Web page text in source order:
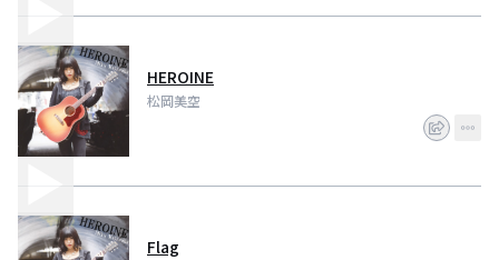
HEROINE
松岡美空
Flag